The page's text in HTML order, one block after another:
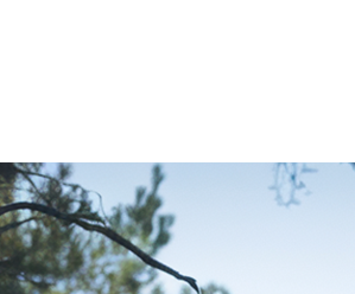
意站
1、Flux-Kontext的多种创意玩法